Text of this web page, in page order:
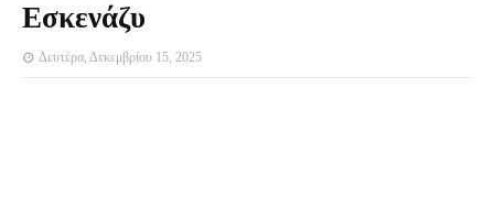
Εσκενάζυ
Δευτέρα, Δεκεμβρίου 15, 2025